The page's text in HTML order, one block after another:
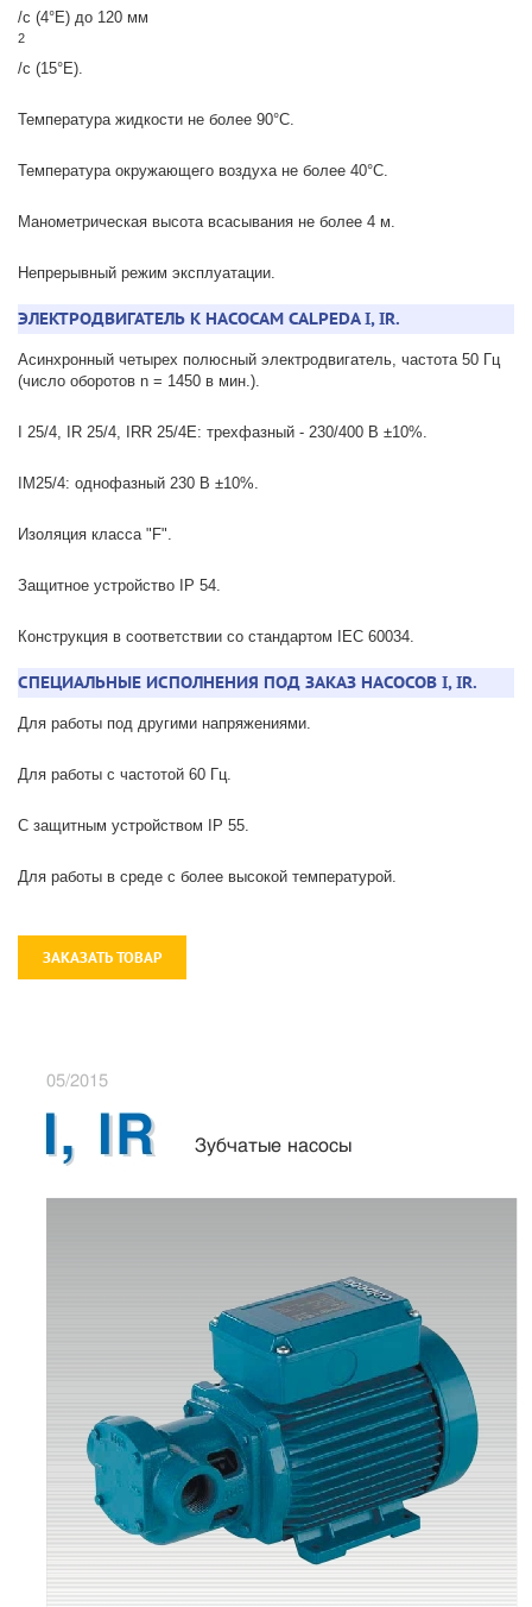
/с (4°E) до 120 мм
2
/с (15°E).
Температура жидкости не более 90°C.
Температура окружающего воздуха не более 40°C.
Манометрическая высота всасывания не более 4 м.
Непрерывный режим эксплуатации.
ЭЛЕКТРОДВИГАТЕЛЬ К НАСОСАМ CALPEDA I, IR.
Асинхронный четырех полюсный электродвигатель, частота 50 Гц
(число оборотов n = 1450 в мин.).
I 25/4, IR 25/4, IRR 25/4E: трехфазный - 230/400 В ±10%.
IM25/4: однофазный 230 В ±10%.
Изоляция класса "F".
Защитное устройство IP 54.
Конструкция в соответствии со стандартом IEC 60034.
СПЕЦИАЛЬНЫЕ ИСПОЛНЕНИЯ ПОД ЗАКАЗ НАСОСОВ I, IR.
Для работы под другими напряжениями.
Для работы с частотой 60 Гц.
С защитным устройством IP 55.
Для работы в среде с более высокой температурой.
ЗАКАЗАТЬ ТОВАР